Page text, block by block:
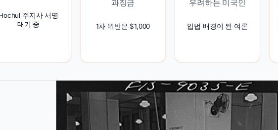
주지사 서명
대기 중
과징금
1차 위반은 $1,000
우려하는 미국인
입법 배경이 된 여론